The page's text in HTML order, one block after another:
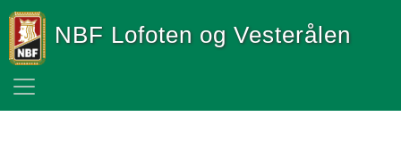
NBF Lofoten og Vesterålen